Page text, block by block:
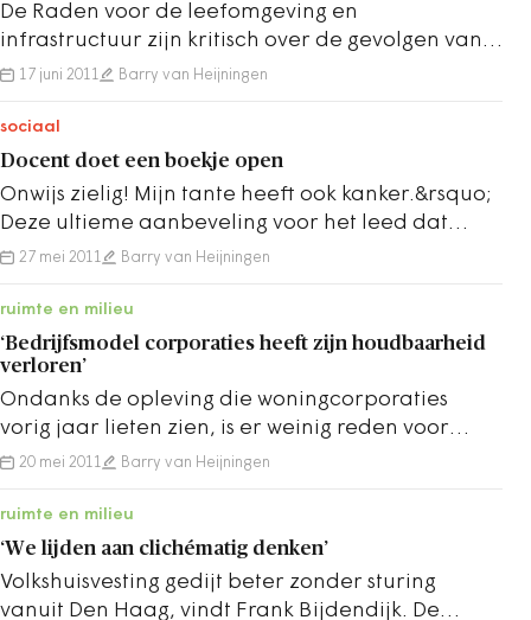
De Raden voor de leefomgeving en
infrastructuur zijn kritisch over de gevolgen van
het nieuwe huurbeleid. Ze bepleiten onder meer
17 juni 2011 Barry van Heijningen
sociaal
Docent doet een boekje open
Onwijs zielig! Mijn tante heeft ook kanker.&rsquo;
Deze ultieme aanbeveling voor het leed dat
Kluun heet moet als garantie dienen om de…
27 mei 2011 Barry van Heijningen
ruimte en milieu
‘Bedrijfsmodel corporaties heeft zijn houdbaarheid
verloren’
Ondanks de opleving die woningcorporaties
vorig jaar lieten zien, is er weinig reden voor
optimisme in de komende tijd. Dat blijkt uit…
20 mei 2011 Barry van Heijningen
ruimte en milieu
‘We lijden aan clichématig denken’
Volkshuisvesting gedijt beter zonder sturing
vanuit Den Haag, vindt Frank Bijdendijk. De